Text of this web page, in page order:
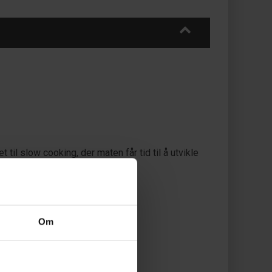
Om
til slow cooking, der maten får tid til å utvikle